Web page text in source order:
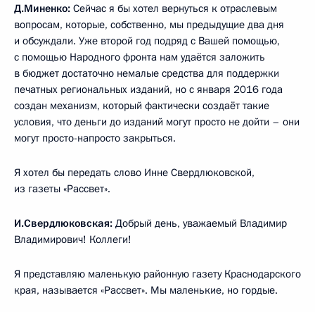
Д.Миненко: Сейчас я бы хотел вернуться к отраслевым
вопросам, которые, собственно, мы предыдущие два дня
и обсуждали. Уже второй год подряд с Вашей помощью,
с помощью Народного фронта нам удаётся заложить
в бюджет достаточно немалые средства для поддержки
печатных региональных изданий, но с января 2016 года
создан механизм, который фактически создаёт такие
условия, что деньги до изданий могут просто не дойти – они
могут просто-напросто закрыться.
Я хотел бы передать слово Инне Свердлюковской,
из газеты «Рассвет».
И.Свердлюковская: Добрый день, уважаемый Владимир
Владимирович! Коллеги!
Я представляю маленькую районную газету Краснодарского
края, называется «Рассвет». Мы маленькие, но гордые.